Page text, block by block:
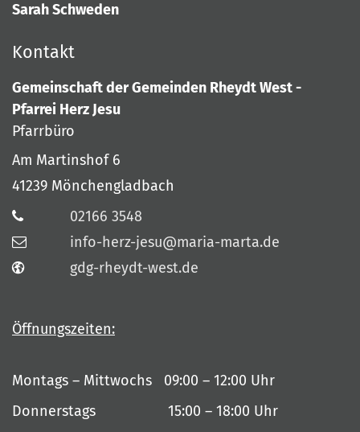
Sarah Schweden
Kontakt
Gemeinschaft der Gemeinden Rheydt West -
Pfarrei Herz Jesu
Pfarrbüro
Am Martinshof 6
41239 Mönchengladbach
02166 3548
info-herz-jesu@maria-marta.de
gdg-rheydt-west.de
Öffnungszeiten:
Montags – Mittwochs 09:00 – 12:00 Uhr
Donnerstags 15:00 – 18:00 Uhr